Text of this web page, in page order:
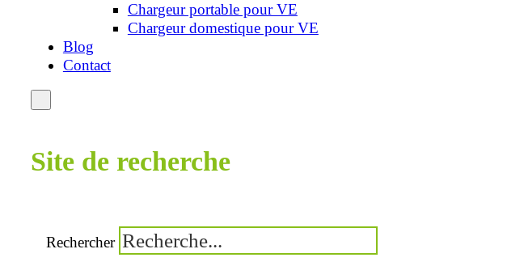
Chargeur portable pour VE
Chargeur domestique pour VE
Blog
Contact
Site de recherche
Rechercher